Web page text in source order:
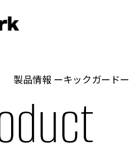
製品情報 ーキックガードー